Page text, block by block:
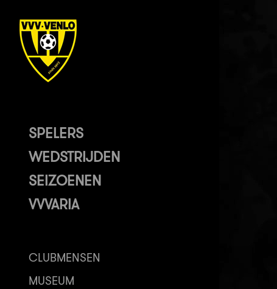
SPELERS
WEDSTRIJDEN
SEIZOENEN
VVVARIA
CLUBMENSEN
MUSEUM